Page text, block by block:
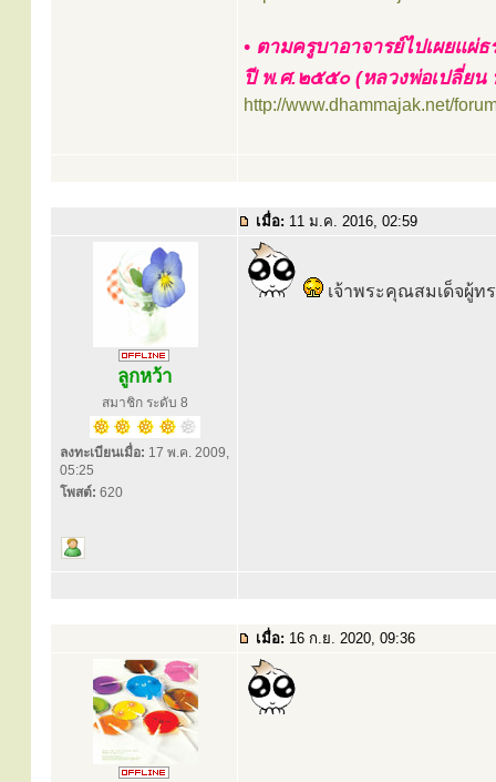
• ตามครูบาอาจารย์ไปเผยแผ่ธ
ปี พ.ศ.๒๕๕๐ (หลวงพ่อเปลี่ยน
http://www.dhammajak.net/
เมื่อ: 11 ม.ค. 2016, 02:59
ลูกหว้า
สมาชิก ระดับ 8
ลงทะเบียนเมื่อ: 17 พ.ค. 2009,
05:25
โพสต์: 620
เจ้าพระคุณสมเด็จผู้ท
เมื่อ: 16 ก.ย. 2020, 09:36